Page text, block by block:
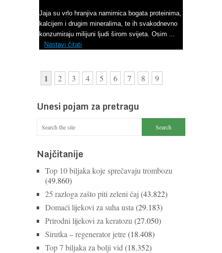
Jaja su vrlo hranjiva namirnica bogata proteinima,
kalcijem i drugim mineralima, te ih svakodnevno
konzumiraju milijuni ljudi širom svijeta. Osim ...
Nastavi čitati
1 2 3 4 5 6 7 8 9
Unesi pojam za pretragu
Najčitanije
Top 10 biljaka koje sprečavaju trombozu
(49.860)
25 razloga zašto piti zeleni čaj (43.822)
Domaći lijekovi za suha usta (29.183)
Prirodni lijekovi za keratozu (27.050)
Sirutka – regenerator jetre(18.408)
Top 7 biljaka za bolji vid (18.352)